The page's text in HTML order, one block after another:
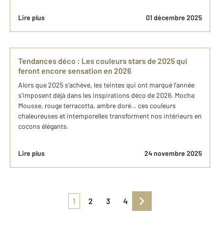
Lire plus 01 décembre 2025
Tendances déco : Les couleurs stars de 2025 qui
feront encore sensation en 2026
Alors que 2025 s’achève, les teintes qui ont marqué l’année
s’imposent déjà dans les inspirations déco de 2026. Mocha
Mousse, rouge terracotta, ambre doré… ces couleurs
chaleureuses et intemporelles transforment nos intérieurs en
cocons élégants.
Lire plus 24 novembre 2025
1 2 3 4